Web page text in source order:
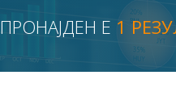
ПРОНАЈДЕН Е 1